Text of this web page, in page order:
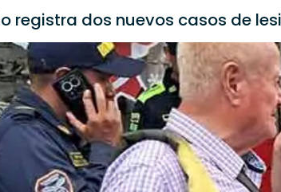
registra dos nuevos casos de